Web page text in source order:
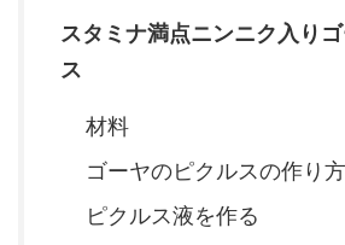
スタミナ満点ニンニク入り
ス
材料
ゴーヤのピクルスの作り方
ピクルス液を作る